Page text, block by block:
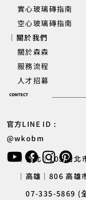
實心玻璃磚指南
空心玻璃磚指南
｜關於我們
關於森森
服務流程
人才招募
CONTECT
｜台北｜105 台
｜高雄｜806 高
07-335-5869 (
官方LINE ID :
@wkobm